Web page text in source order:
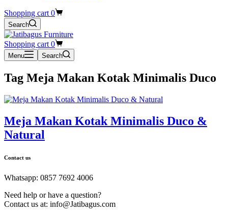
Shopping cart 0
Search
Shopping cart 0
Menu Search
Tag Meja Makan Kotak Minimalis Duco
Meja Makan Kotak Minimalis Duco &
Natural
Contact us
Whatsapp: 0857 7692 4006
Need help or have a question?
Contact us at: info@Jatibagus.com